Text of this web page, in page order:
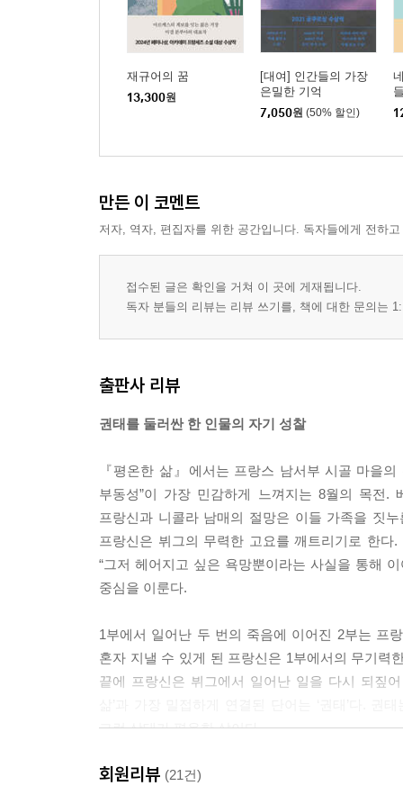
재규어의 꿈
13,300원
[대여] 인간들의 가장
은밀한 기억
7,050원 (50% 할인)
만든 이 코멘트
저자, 역자, 편집자를 위한 공간입니다. 독자들에게 전하
접수된 글은 확인을 거쳐 이 곳에 게재됩니다.
독자 분들의 리뷰는 리뷰 쓰기를, 책에 대한 문의는
출판사 리뷰
권태를 둘러싼 한 인물의 자기 성찰
『평온한 삶』에서는 프랑스 남서부 시골 마을
부동성”이 가장 민감하게 느껴지는 8월의 목전
프랑신과 니콜라 남매의 절망은 이들 가족을 짓
프랑신은 뷔그의 무력한 고요를 깨트리기로 한
“그저 헤어지고 싶은 욕망뿐이라는 사실을 통해
중심을 이룬다.
1부에서 일어난 두 번의 죽음에 이어진 2부는 프
혼자 지낼 수 있게 된 프랑신은 1부에서의 무기력
끝에 프랑신은 뷔그에서 일어난 일을 다시 되짚
그런 상태가 평온한 삶이다.
“그래도 언젠가 권태롭지 않은 날이 오겠지. 머지
회원리뷰 (21건)